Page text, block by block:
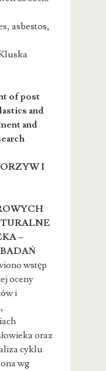
asbestos,
Kluska
of post
and
and
I
–
wstęp
oceny
i
oraz
cyklu
wg